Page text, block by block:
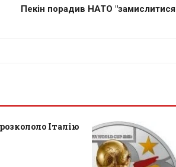
Пекін порадив НАТО
Італію